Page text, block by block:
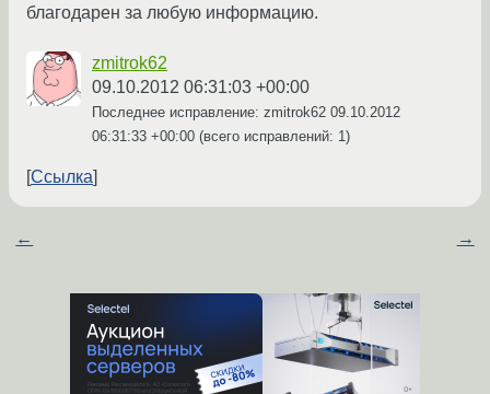
благодарен за любую информацию.
zmitrok62
09.10.2012 06:31:03 +00:00
Последнее исправление: zmitrok62 09.10.2012
06:31:33 +00:00 (всего исправлений: 1)
Ссылка
← →